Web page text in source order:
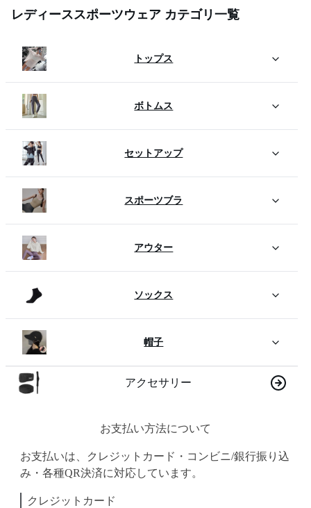
レディーススポーツウェア カテゴリ一覧
トップス
ボトムス
セットアップ
スポーツブラ
アウター
ソックス
帽子
アクセサリー
お支払い方法について
お支払いは、クレジットカード・コンビニ/銀行振り込
み・各種QR決済に対応しています。
クレジットカード